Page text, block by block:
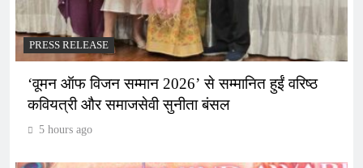
PRESS RELEASE
‘वूमन ऑफ विजन सम्मान 2026’ से सम्मानित हुईं वरिष्ठ
कवियत्री और समाजसेवी सुनीता बंसल
5 hours ago